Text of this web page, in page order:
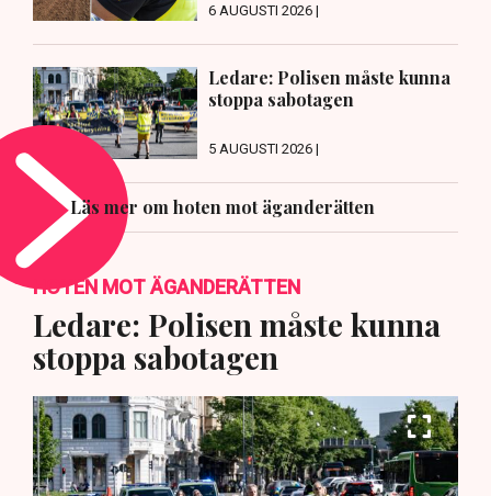
6 AUGUSTI 2026 |
Ledare: Polisen måste kunna
stoppa sabotagen
5 AUGUSTI 2026 |
Läs mer om hoten mot äganderätten
HOTEN MOT ÄGANDERÄTTEN
Ledare: Polisen måste kunna
stoppa sabotagen